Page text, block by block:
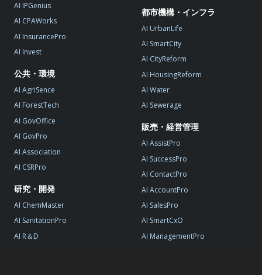
AI IPGenius
AI CPAWorks
AI InsurancePro
AI Invest
公共・環境
AI AgriSence
AI ForestTech
AI GovOffice
AI GovPro
AI Association
AI CSRPro
研究・開発
AI ChemMaster
AI SanitationPro
AI R＆D
都市機構・インフラ
AI UrbanLife
AI SmartCity
AI CityReform
AI HousingReform
AI Water
AI Sewerage
販売・経営管理
AI AssistPro
AI SuccessPro
AI ContactPro
AI AccountPro
AI SalesPro
AI SmartCxO
AI ManagementPro